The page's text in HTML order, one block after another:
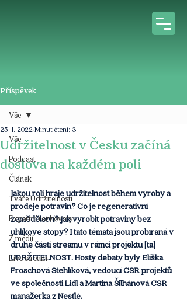
Příspěvek
Vše
Podcast
Článek
Tváře Udržitelnosti
Expertní rozhovory
Z médií
Live stream
Vše
Udržitelnost v Česku začíná
doslova na každém poli
25. 1. 2022 Minut čtení: 3
Jakou roli hraje udržitelnost během výroby a
prodeje potravin? Co je regenerativní
zemědělství? Jak vyrobit potraviny bez
uhlíkové stopy? I tato témata jsou probíraná v
druhé části streamu v rámci projektu [ta]
UDRŽITELNOST. Hosty debaty byly Eliška
Froschová Stehlíková, vedoucí CSR projektů
ve společnosti Lidl a Martina Šilhánová CSR
manažerka z Nestlé.